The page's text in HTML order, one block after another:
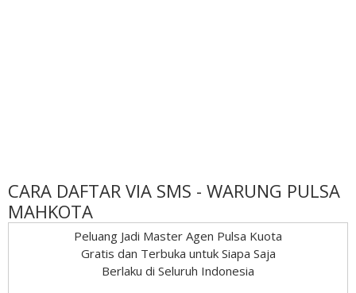
CARA DAFTAR VIA SMS - WARUNG PULSA
MAHKOTA
Peluang Jadi Master Agen Pulsa Kuota
Gratis dan Terbuka untuk Siapa Saja
Berlaku di Seluruh Indonesia